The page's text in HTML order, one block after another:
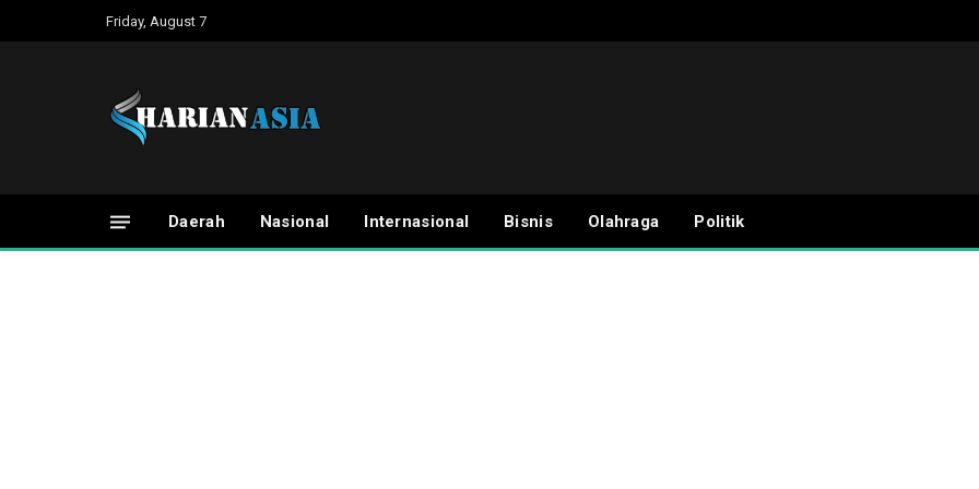
Friday, August 7
Daerah Nasional Internasional Bisnis Olahraga Politik